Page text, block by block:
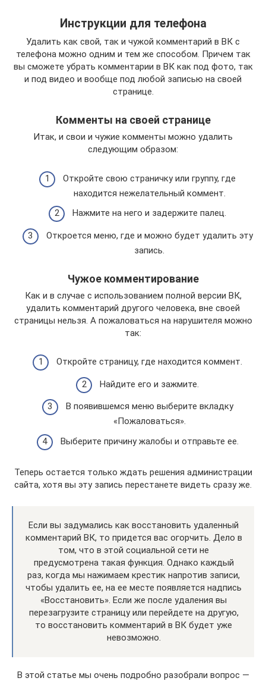
Инструкции для телефона
Удалить как свой, так и чужой комментарий в ВК с
телефона можно одним и тем же способом. Причем так
вы сможете убрать комментарии в ВК как под фото, так
и под видео и вообще под любой записью на своей
странице.
Комменты на своей странице
Итак, и свои и чужие комменты можно удалить
следующим образом:
Откройте свою страничку или группу, где
находится нежелательный коммент.
Нажмите на него и задержите палец.
Откроется меню, где и можно будет удалить эту
запись.
Чужое комментирование
Как и в случае с использованием полной версии ВК,
удалить комментарий другого человека, вне своей
страницы нельзя. А пожаловаться на нарушителя можно
так:
Откройте страницу, где находится коммент.
Найдите его и зажмите.
В появившемся меню выберите вкладку
«Пожаловаться».
Выберите причину жалобы и отправьте ее.
Теперь остается только ждать решения администрации
сайта, хотя вы эту запись перестанете видеть сразу же.
Если вы задумались как восстановить удаленный
комментарий ВК, то придется вас огорчить. Дело в
том, что в этой социальной сети не
предусмотрена такая функция. Однако каждый
раз, когда мы нажимаем крестик напротив записи,
чтобы удалить ее, на ее месте появляется надпись
«Восстановить». Если же после удаления вы
перезагрузите страницу или перейдете на другую,
то восстановить комментарий в ВК будет уже
невозможно.
В этой статье мы очень подробно разобрали вопрос —